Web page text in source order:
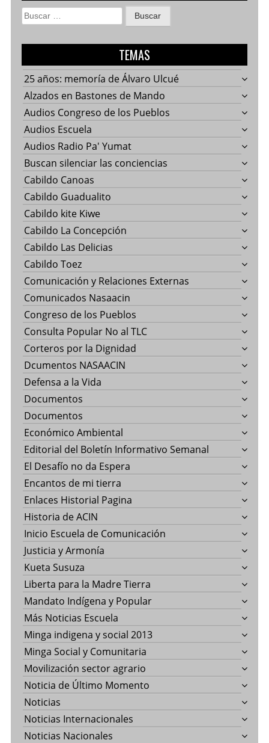
Buscar:
TEMAS
25 años: memoría de Álvaro Ulcué
Alzados en Bastones de Mando
Audios Congreso de los Pueblos
Audios Escuela
Audios Radio Pa' Yumat
Buscan silenciar las conciencias
Cabildo Canoas
Cabildo Guadualito
Cabildo kite Kiwe
Cabildo La Concepción
Cabildo Las Delicias
Cabildo Toez
Comunicación y Relaciones Externas
Comunicados Nasaacin
Congreso de los Pueblos
Consulta Popular No al TLC
Corteros por la Dignidad
Dcumentos NASAACIN
Defensa a la Vida
Documentos
Documentos
Económico Ambiental
Editorial del Boletín Informativo Semanal
El Desafío no da Espera
Encantos de mi tierra
Enlaces Historial Pagina
Historia de ACIN
Inicio Escuela de Comunicación
Justicia y Armonía
Kueta Susuza
Liberta para la Madre Tierra
Mandato Indígena y Popular
Más Noticias Escuela
Minga indigena y social 2013
Minga Social y Comunitaria
Movilización sector agrario
Noticia de Último Momento
Noticias
Noticias Internacionales
Noticias Nacionales